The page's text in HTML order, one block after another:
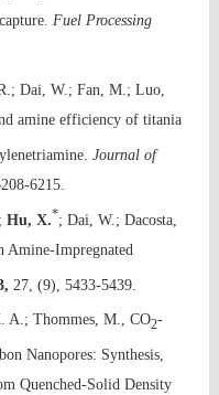
Fuel Processing
Dai, W.; Fan, M.; Luo,
amine efficiency of titania
Journal of
6215.
Hu, X.*; Dai, W.; Dacosta,
Impregnated
27, (9), 5433-5439.
A.; Thommes, M., CO2-
Nanopores: Synthesis,
Quenched-Solid Density